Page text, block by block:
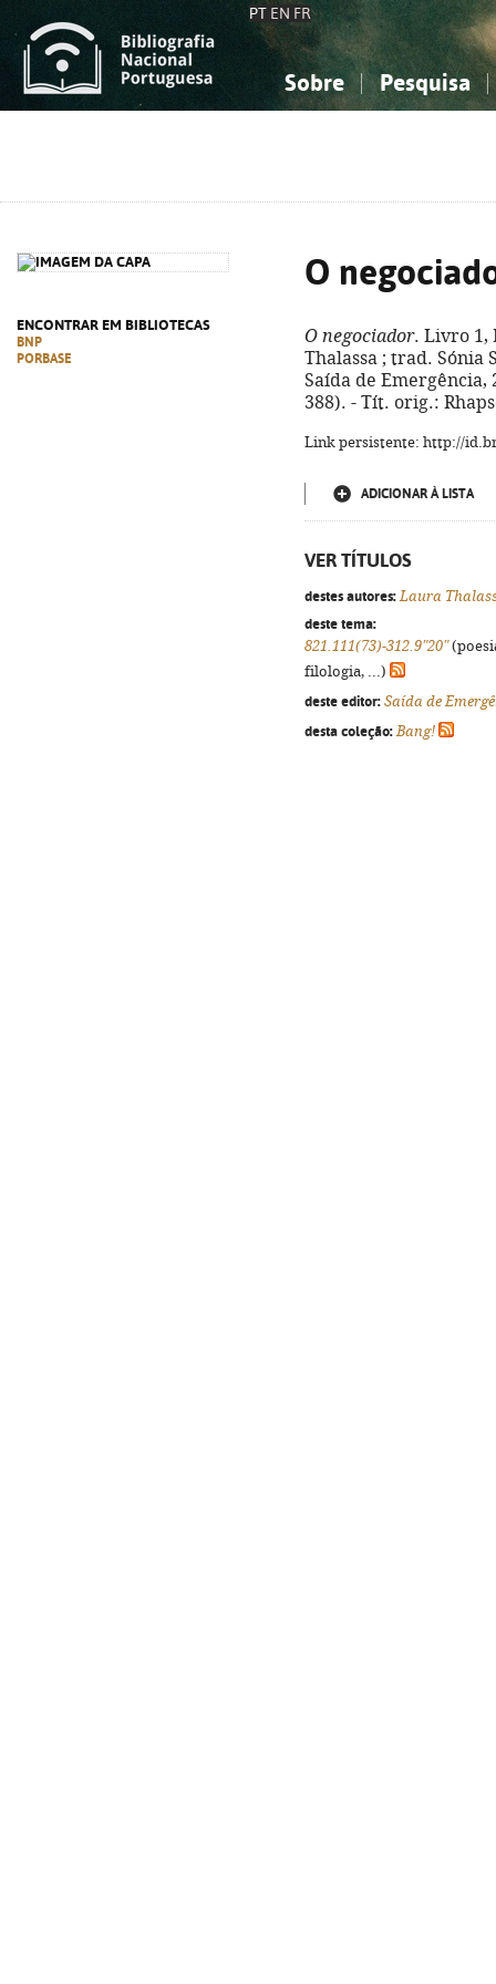
PT EN FR
Sobre Pesquisa
ENCONTRAR EM BIBLIOTECAS
BNP
PORBASE
O
O negociador. Livro 1,
Thalassa ; trad. Sónia
Saída de Emergência,
388). - Tít. orig.:
Link persistente: http://
ADICIONAR À LISTA
VER TÍTULOS
destes autores: Laura
deste tema:
821.111(73)-312.9"20"
filologia, ...)
deste editor: Saída de
desta coleção: Bang!